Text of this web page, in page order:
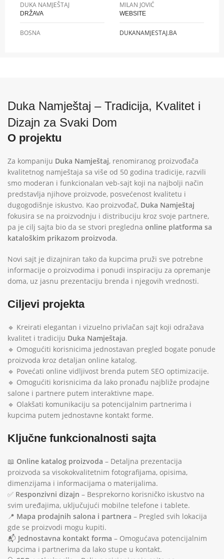
DUKA NAMJEŠTAJ MILAN JOVIĆ
DRŽAVA
BOSNA
WEBSITE
DUKANAMJESTAJ.BA
Duka Namještaj – Tradicija, Kvalitet i
Dizajn za Svaki Dom
O projektu
Za kompaniju Duka Namještaj, renomiranog proizvođača
kvalitetnog namještaja sa više od 50 godina tradicije, razvili
smo moderan i funkcionalan veb-sajt koji na najbolji način
predstavlja njihove proizvode, posvećenost kvalitetu i
dugogodišnje iskustvo. Kao proizvođač, Duka Namještaj
fokusira se na proizvodnju i distribuciju kroz svoje partnere,
pa je cilj sajta bio da se stvori pregledna online platforma sa
kataloškim prikazom proizvoda.
Novi sajt je dizajniran tako da kupcima pruži sve potrebne
informacije o proizvodima i ponudi inspiraciju za opremanje
doma, uz jasnu prezentaciju brenda i njegovih vrednosti.
Ciljevi projekta
🔹 Kreirati elegantan i vizuelno privlačan sajt koji odražava
kvalitet i tradiciju Duka Namještaja.
🔹 Omogućiti korisnicima jednostavan pregled bogate ponude
proizvoda kroz detaljan online katalog.
🔹 Povećati online vidljivost brenda putem SEO optimizacije.
🔹 Omogućiti korisnicima da lako pronađu najbliže prodajne
salone i partnere putem interaktivne mape.
🔹 Olakšati komunikaciju sa potencijalnim partnerima i
kupcima putem jednostavne kontakt forme.
Ključne funkcionalnosti sajta
📖 Online katalog proizvoda – Detaljna prezentacija
proizvoda sa visokokvalitetnim fotografijama, opisima,
dimenzijama i informacijama o materijalima.
✅ Responzivni dizajn – Besprekorno korisničko iskustvo na
svim uređajima, uključujući mobilne telefone i tablete.
📍 Mapa prodajnih salona i partnera – Pregled svih lokacija
gde se proizvodi mogu kupiti.
📬 Jednostavna kontakt forma – Omogućava potencijalnim
kupcima i partnerima da lako stupe u kontakt.